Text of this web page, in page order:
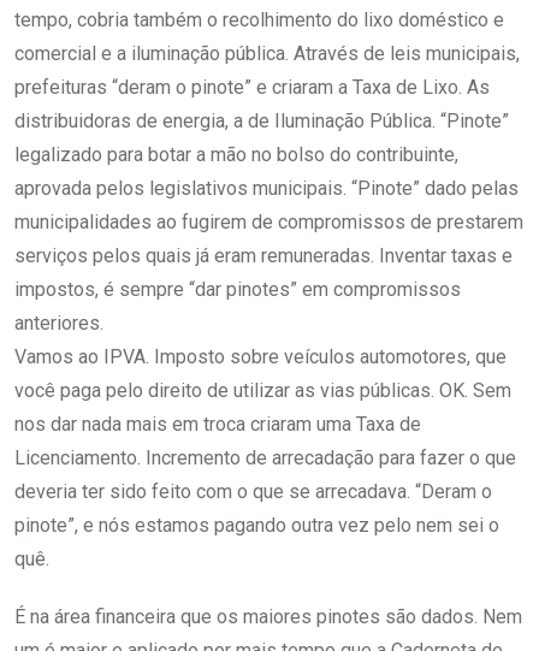
tempo, cobria também o recolhimento do lixo doméstico e
comercial e a iluminação pública. Através de leis municipais,
prefeituras “deram o pinote” e criaram a Taxa de Lixo. As
distribuidoras de energia, a de Iluminação Pública. “Pinote”
legalizado para botar a mão no bolso do contribuinte,
aprovada pelos legislativos municipais. “Pinote” dado pelas
municipalidades ao fugirem de compromissos de prestarem
serviços pelos quais já eram remuneradas. Inventar taxas e
impostos, é sempre “dar pinotes” em compromissos
anteriores.
Vamos ao IPVA. Imposto sobre veículos automotores, que
você paga pelo direito de utilizar as vias públicas. OK. Sem
nos dar nada mais em troca criaram uma Taxa de
Licenciamento. Incremento de arrecadação para fazer o que
deveria ter sido feito com o que se arrecadava. “Deram o
pinote”, e nós estamos pagando outra vez pelo nem sei o
quê.
É na área financeira que os maiores pinotes são dados. Nem